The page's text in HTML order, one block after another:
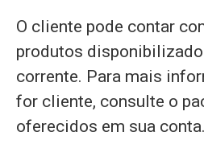
O cliente pode contar
produtos
corrente. Para mais
for cliente, consulte o
oferecidos em sua conta.